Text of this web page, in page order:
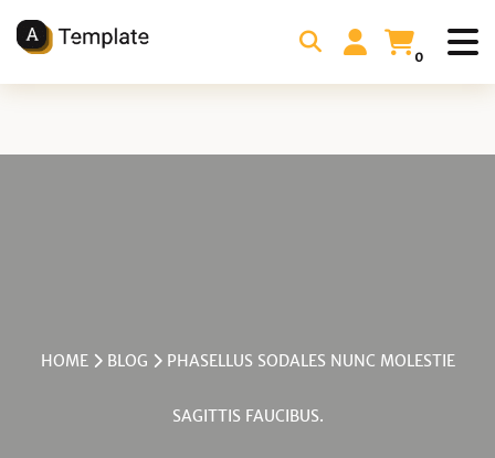
0
HOME BLOG PHASELLUS SODALES NUNC MOLESTIE
SAGITTIS FAUCIBUS.